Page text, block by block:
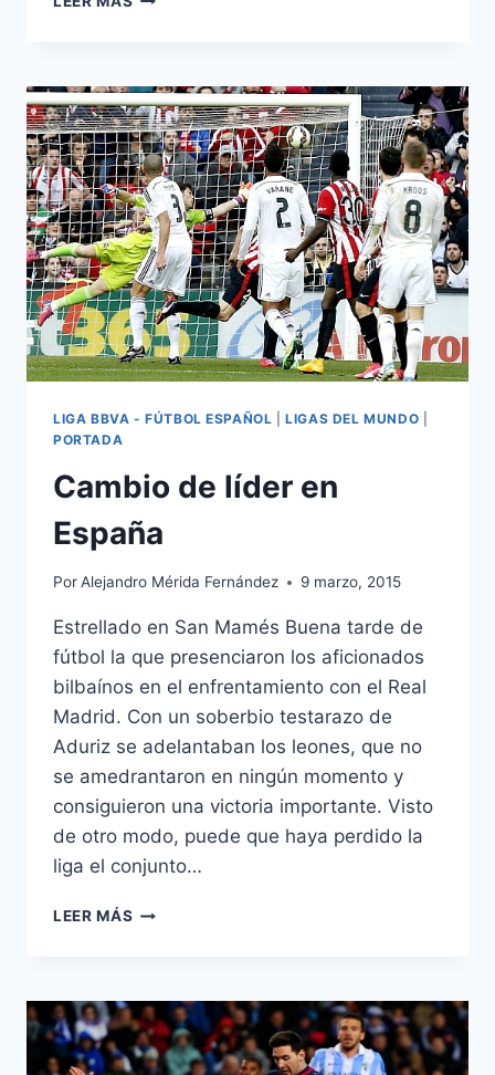
LIGA BBVA - FÚTBOL ESPAÑOL |LIGAS DEL MUNDO
PORTADA
Cambio de líder en
España
PorAlejandro Mérida Fernández 9 marzo, 2015
Estrellado en San Mamés Buena tarde de
fútbol la que presenciaron los aficionados
bilbaínos en el enfrentamiento con el Real
Madrid. Con un soberbio testarazo de
Aduriz se adelantaban los leones, que no
se amedrantaron en ningún momento y
consiguieron una victoria importante. Visto
de otro modo, puede que haya perdido la
liga el conjunto…
LEER MÁS CAMBIO
ESPAÑA